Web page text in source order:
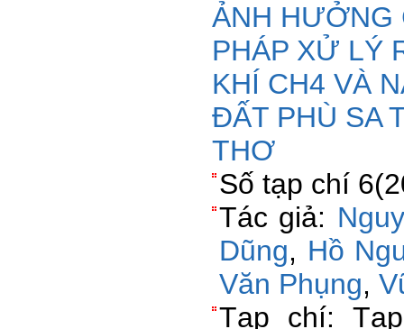
ẢNH HƯỞNG
PHÁP XỬ LÝ
KHÍ CH4 VÀ
ĐẤT PHÙ SA
THƠ
Số tạp chí
Tác giả:
Dũng, Hồ
Văn Phụng,
Tạp chí: